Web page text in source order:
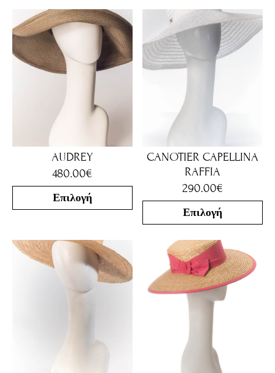
AUDREY
480.00€
Επιλογή
CANOTIER CAPELLINA
RAFFIA
290.00€
Επιλογή